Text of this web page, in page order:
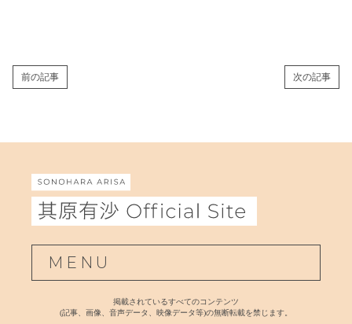
次の記事
前の記事
MENU
掲載されているすべてのコンテンツ
(記事、画像、音声データ、映像データ等)の無断転載を禁じます。